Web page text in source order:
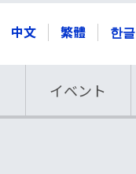
中文 繁體 한글
イベント